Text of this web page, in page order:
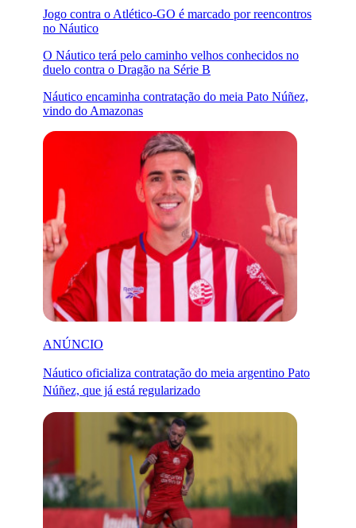
Jogo contra o Atlético-GO é marcado por reencontros
no Náutico
O Náutico terá pelo caminho velhos conhecidos no
duelo contra o Dragão na Série B
Náutico encaminha contratação do meia Pato Núñez,
vindo do Amazonas
ANÚNCIO
Náutico oficializa contratação do meia argentino Pato
Núñez, que já está regularizado